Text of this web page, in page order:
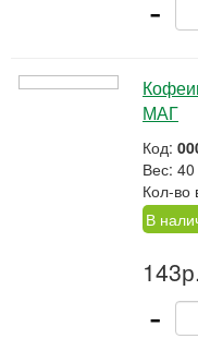
МАГ
Код:
Вес: 40
Кол-во
В
-